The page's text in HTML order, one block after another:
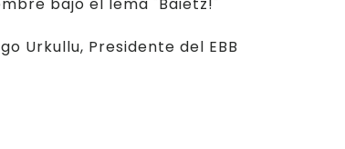
Urkullu, Presidente del EBB